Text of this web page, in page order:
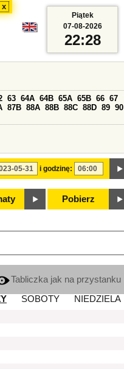
x
i godzinę:
63 64A 64B 65A 65B 66 67
87B 88A 88B 88C 88D 89 90
Pobierz
Piątek
07-08-2026
22:28
Tabliczka jak na przystanku
SOBOTY
NIEDZIELA